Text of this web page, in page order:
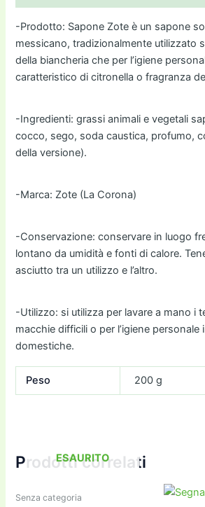
-Prodotto: Sapone Zote è un sapone
messicano, tradizionalmente utilizzato
della biancheria che per l’igiene
caratteristico di citronella o fragranza
-Ingredienti: grassi animali e vegetali
cocco, sego, soda caustica, profumo,
della versione).
-Marca: Zote (La Corona)
-Conservazione: conservare in luogo
lontano da umidità e fonti di calore.
asciutto tra un utilizzo e l’altro.
-Utilizzo: si utilizza per lavare a mano i
macchie difficili o per l’igiene personale
domestiche.
Peso 200 g
Prodotti correlati
ESAURITO
Senza categoria